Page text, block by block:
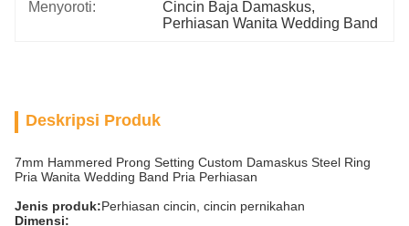
Menyoroti:
Cincin Baja Damaskus,
Perhiasan Wanita Wedding Band
Deskripsi Produk
7mm Hammered Prong Setting Custom Damaskus Steel Ring
Pria Wanita Wedding Band Pria Perhiasan
Jenis produk:Perhiasan cincin, cincin pernikahan
Dimensi: